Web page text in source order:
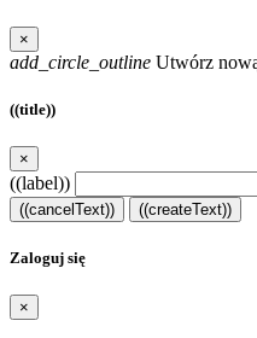
×
add_circle_outline Utwórz
((title))
×
((label))
((cancelText)) ((createText))
Zaloguj się
×